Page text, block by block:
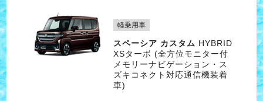
軽乗用車
スペーシア カスタム HYBRID
XSターボ (全方位モニター付
メモリーナビゲーション・ス
ズキコネクト対応通信機装着
車)